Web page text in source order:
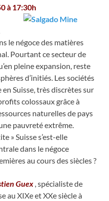
à 17:30h
le négoce des matières
Pourtant ce secteur de
pleine expansion, reste
d’initiés. Les sociétés
Suisse, très discrètes sur
colossaux grâce à
naturelles de pays
pauvreté extrême.
» Suisse s’est-elle
dans le négoce
au cours des siècles ?
Guex , spécialiste de
au XIXe et XXe siècle à